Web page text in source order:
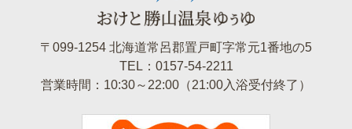
〒099-1254 北海道常呂郡置戸町字常元1番地の5
TEL：0157-54-2211
営業時間：10:30～22:00（21:00入浴受付終了）